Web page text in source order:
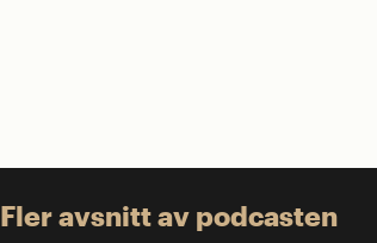
Fler avsnitt av podcasten